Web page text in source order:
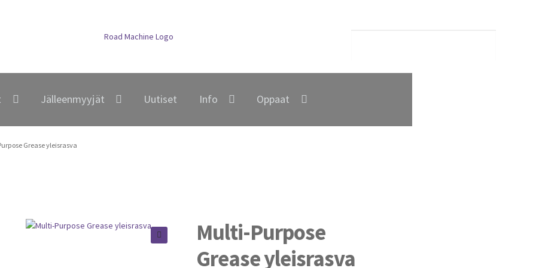
Jälleenmyyjät Uutiset Info Oppaat
Grease yleisrasva
Multi-Purpose
Grease yleisrasva